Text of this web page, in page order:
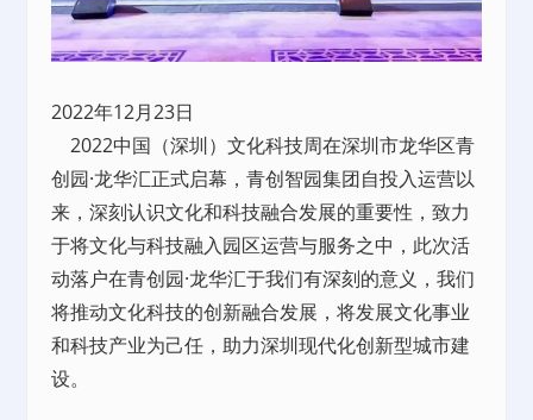
2022年12月23日
2022中国（深圳）文化科技周在深圳市龙华区青
创园·龙华汇正式启幕，青创智园集团自投入运营以
来，深刻认识文化和科技融合发展的重要性，致力
于将文化与科技融入园区运营与服务之中，此次活
动落户在青创园·龙华汇于我们有深刻的意义，我们
将推动文化科技的创新融合发展，将发展文化事业
和科技产业为己任，助力深圳现代化创新型城市建
设。